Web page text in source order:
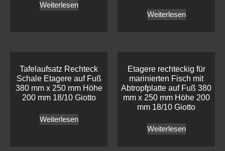
Weiterlesen
Weiterlesen
Tafelaufsatz Rechteck
Schale Etagere auf Fuß
380 mm x 250 mm Höhe
200 mm 18/10 Giotto
Weiterlesen
Etagere rechteckig für
marinierten Fisch mit
Abtropfplatte auf Fuß 380
mm x 250 mm Höhe 200
mm 18/10 Giotto
Weiterlesen